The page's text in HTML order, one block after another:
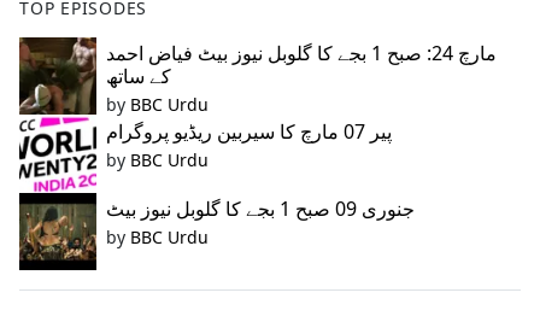
TOP EPISODES
مارچ 24: صبح 1 بجے کا گلوبل نیوز بیٹ فیاض احمد
کے ساتھ
by BBC Urdu
پیر 07 مارچ کا سیربین ریڈیو پروگرام
by BBC Urdu
جنوری 09 صبح 1 بجے کا گلوبل نیوز بیٹ
by BBC Urdu